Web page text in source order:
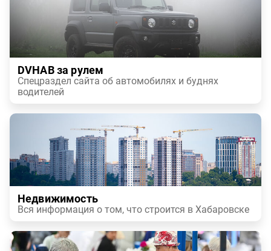
DVHAB за рулем
Спецраздел сайта об автомобилях и буднях
водителей
Недвижимость
Вся информация о том, что строится в Хабаровске